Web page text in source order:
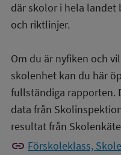
där skolor i hela landet
och riktlinjer.
Om du är nyfiken och
skolenhet kan du här
fullständiga rapporten.
data från
resultat från
link Förskoleklass,